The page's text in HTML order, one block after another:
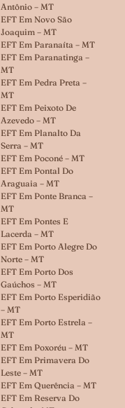
Antônio – MT
EFT Em Novo São
Joaquim – MT
EFT Em Paranaíta – MT
EFT Em Paranatinga –
MT
EFT Em Pedra Preta –
MT
EFT Em Peixoto De
Azevedo – MT
EFT Em Planalto Da
Serra – MT
EFT Em Poconé – MT
EFT Em Pontal Do
Araguaia – MT
EFT Em Ponte Branca –
MT
EFT Em Pontes E
Lacerda – MT
EFT Em Porto Alegre Do
Norte – MT
EFT Em Porto Dos
Gaúchos – MT
EFT Em Porto Esperidião
– MT
EFT Em Porto Estrela –
MT
EFT Em Poxoréu – MT
EFT Em Primavera Do
Leste – MT
EFT Em Querência – MT
EFT Em Reserva Do